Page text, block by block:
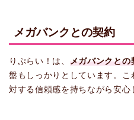
メガバンクとの契約
りぷらい！は、 メガバンクとの
盤もしっかりとしています。
対する信頼感を持ちながら安心